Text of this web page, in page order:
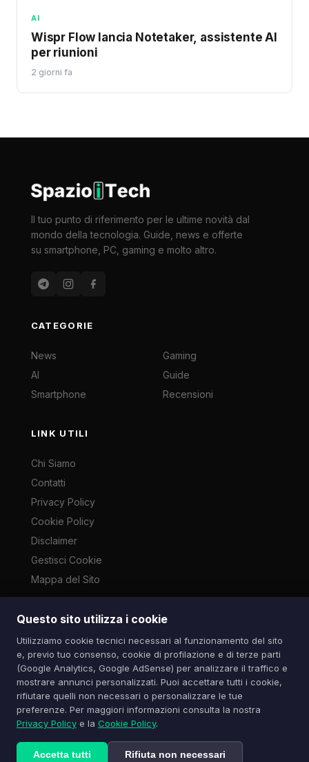
Questo sito utilizza i cookie
Utilizziamo cookie tecnici necessari al funzionamento del sito
e, previo tuo consenso, cookie di profilazione e di terze parti
(Google Analytics, Google AdSense) per analizzare il traffico e
mostrare annunci personalizzati. Puoi accettare tutti i cookie,
rifiutare quelli non necessari o personalizzare le tue
preferenze. Per maggiori informazioni consulta la nostra
Privacy Policy e la Cookie Policy.
Accetta tutti Rifiuta non necessari
AI
Wispr Flow lancia Notetaker, assistente AI
per riunioni
2 giorni fa
Il tuo punto di riferimento per le ultime novità dal
mondo della tecnologia. Guide, news e offerte
su smartphone, PC, gaming e molto altro.
CATEGORIE
News
AI
Smartphone
Gaming
Guide
Recensioni
LINK UTILI
Chi Siamo
Contatti
Privacy Policy
Cookie Policy
Disclaimer
Gestisci Cookie
Mappa del Sito
Le immagini presenti su questo sito sono di proprietà dei
cronaca ai sensi dell'art. 70 L. 633/1941. Contatti:
info@spazioitech.it
© 2026 Spazio iTech — Seven Trade SRLS — P.IVA:
04077740985